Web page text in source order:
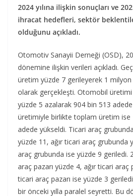
2024 yılına ilişkin sonuçları ve
ihracat hedefleri, sektör
olduğunu açıkladı.
Otomotiv Sanayii Derneği (OSD),
dönemine ilişkin verileri açıkladı.
üretim yüzde 7 gerileyerek 1
olarak gerçekleşti. Otomobil üretimi
yüzde 5 azalarak 904 bin 513
üretimiyle birlikte toplam üretim ise
adede yükseldi. Ticari araç
yüzde 11, ağır ticari araç grubunda
araç grubunda ise yüzde 9 geriledi.
araç pazarı yüzde 4, ağır ticari araç
ticari araç pazarı ise yüzde 3
bir önceki yılla paralel seyretti. Bu